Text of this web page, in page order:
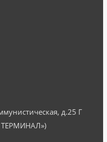
д.25 Г
ТЕРМИНАЛ»)